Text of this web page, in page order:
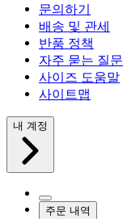
문의하기
배송 및 관세
반품 정책
자주 묻는 질문
사이즈 도움말
사이트맵
내 계정
주문 내역